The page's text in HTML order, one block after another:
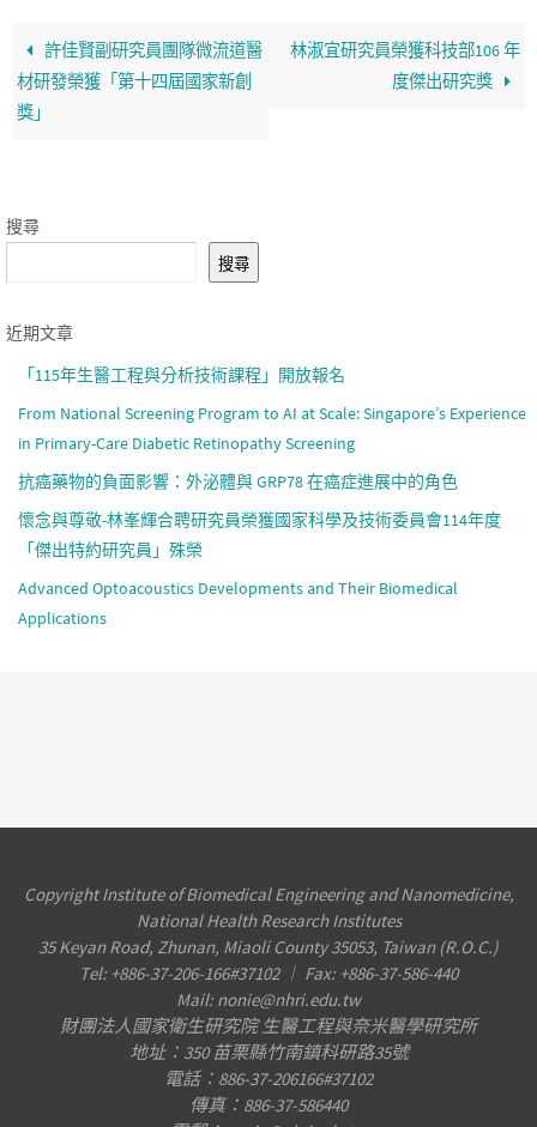
許佳賢副研究員團隊微流道醫
材研發榮獲「第十四屆國家新創
獎」
林淑宜研究員榮獲科技部106 年
度傑出研究獎
搜尋
搜尋
近期文章
「115年生醫工程與分析技術課程」開放報名
From National Screening Program to AI at Scale: Singapore’s Experience
in Primary-Care Diabetic Retinopathy Screening
抗癌藥物的負面影響：外泌體與 GRP78 在癌症進展中的角色
懷念與尊敬-林峯輝合聘研究員榮獲國家科學及技術委員會114年度
「傑出特約研究員」殊榮
Advanced Optoacoustics Developments and Their Biomedical
Applications
Copyright Institute of Biomedical Engineering and Nanomedicine,
National Health Research Institutes
35 Keyan Road, Zhunan, Miaoli County 35053, Taiwan (R.O.C.)
Tel: +886-37-206-166#37102 ︱ Fax: +886-37-586-440
Mail: nonie@nhri.edu.tw
財團法人國家衛生研究院 生醫工程與奈米醫學研究所
地址：350 苗栗縣竹南鎮科研路35號
電話：886-37-206166#37102
傳真：886-37-586440